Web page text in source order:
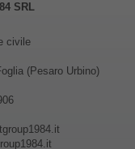
SRL
civile
(Pesaro Urbino)